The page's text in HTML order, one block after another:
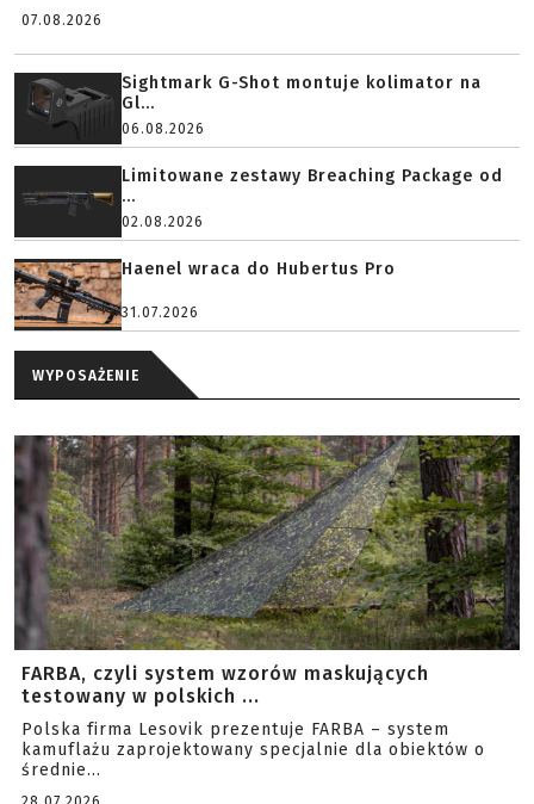
07.08.2026
Sightmark G-Shot montuje kolimator na
Gl...
06.08.2026
Limitowane zestawy Breaching Package od
...
02.08.2026
Haenel wraca do Hubertus Pro
31.07.2026
WYPOSAŻENIE
FARBA, czyli system wzorów maskujących
testowany w polskich ...
Polska firma Lesovik prezentuje FARBA – system
kamuflażu zaprojektowany specjalnie dla obiektów o
średnie...